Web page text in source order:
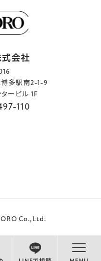
式会社
多駅南2-1-9
ービル 1F
110
Co.,Ltd.